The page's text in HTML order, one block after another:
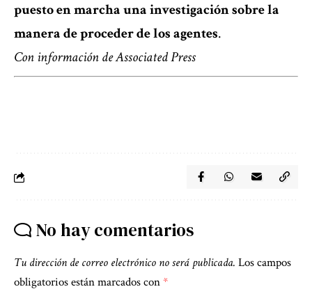
puesto en marcha una investigación sobre la
manera de proceder de los agentes.
Con información de Associated Press
No hay comentarios
Tu dirección de correo electrónico no será publicada. Los campos
obligatorios están marcados con*